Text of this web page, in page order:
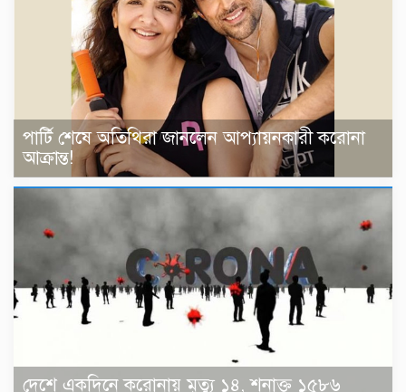
পার্টি শেষে অতিথিরা জানলেন আপ্যায়নকারী করোনা
আক্রান্ত!
দেশে একদিনে করোনায় মৃত্যু ১৪, শনাক্ত ১৫৮৬